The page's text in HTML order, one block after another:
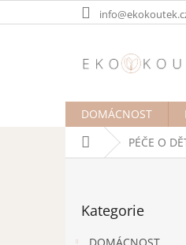
na
DOMÁCNOST
Domů PÉČE O
kategorie
Kategorie